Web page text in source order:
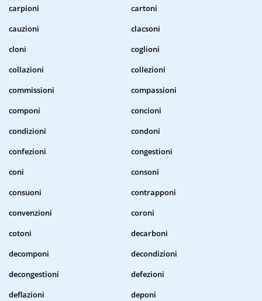
carpioni
cartoni
cauzioni
clacsoni
cloni
coglioni
collazioni
collezioni
commissioni
compassioni
componi
concioni
condizioni
condoni
confezioni
congestioni
coni
consoni
consuoni
contrapponi
convenzioni
coroni
cotoni
decarboni
decomponi
decondizioni
decongestioni
defezioni
deflazioni
deponi